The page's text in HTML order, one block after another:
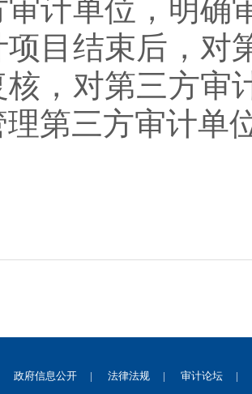
审计单位，明确
项目结束后，对
核，对第三方审
第三方审计单
政府信息公开 | 法律法规 | 审计论坛